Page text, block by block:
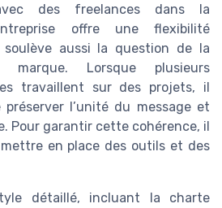
des freelances dans la
offre une flexibilité
soulève aussi la question de la
Lorsque plusieurs
travaillent sur des projets, il
l’unité du message et
Pour garantir cette cohérence, il
en place des outils et des
détaillé, incluant la charte